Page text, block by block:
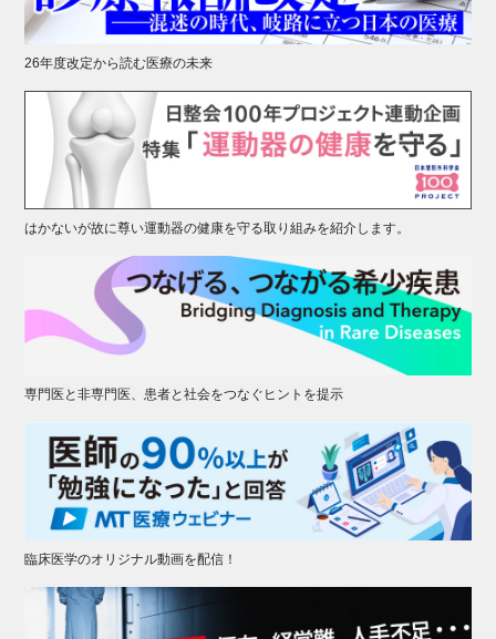
26年度改定から読む医療の未来
はかないが故に尊い運動器の健康を守る取り組みを紹介します。
専門医と非専門医、患者と社会をつなぐヒントを提示
臨床医学のオリジナル動画を配信！